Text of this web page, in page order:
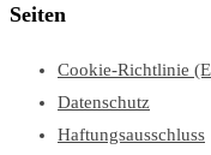
Seiten
Cookie-Richtlinie
Datenschutz
Haftungsausschluss